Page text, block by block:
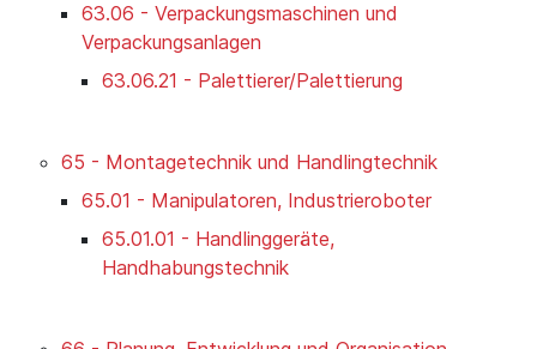
63.06 - Verpackungsmaschinen und
Verpackungsanlagen
63.06.21 - Palettierer/Palettierung
65 - Montagetechnik und Handlingtechnik
65.01 - Manipulatoren, Industrieroboter
65.01.01 - Handlinggeräte,
Handhabungstechnik